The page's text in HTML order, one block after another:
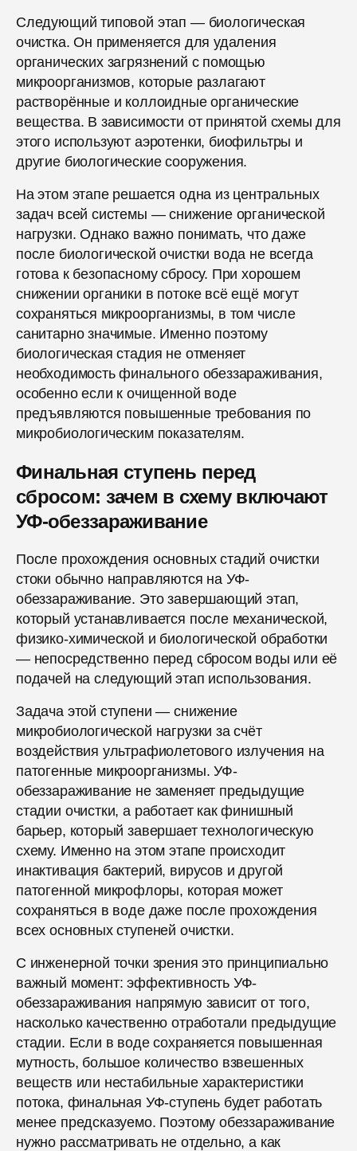
Следующий типовой этап — биологическая
очистка. Он применяется для удаления
органических загрязнений с помощью
микроорганизмов, которые разлагают
растворённые и коллоидные органические
вещества. В зависимости от принятой схемы для
этого используют аэротенки, биофильтры и
другие биологические сооружения.
На этом этапе решается одна из центральных
задач всей системы — снижение органической
нагрузки. Однако важно понимать, что даже
после биологической очистки вода не всегда
готова к безопасному сбросу. При хорошем
снижении органики в потоке всё ещё могут
сохраняться микроорганизмы, в том числе
санитарно значимые. Именно поэтому
биологическая стадия не отменяет
необходимость финального обеззараживания,
особенно если к очищенной воде
предъявляются повышенные требования по
микробиологическим показателям.
Финальная ступень перед
сбросом: зачем в схему включают
УФ-обеззараживание
После прохождения основных стадий очистки
стоки обычно направляются на УФ-
обеззараживание. Это завершающий этап,
который устанавливается после механической,
физико-химической и биологической обработки
— непосредственно перед сбросом воды или её
подачей на следующий этап использования.
Задача этой ступени — снижение
микробиологической нагрузки за счёт
воздействия ультрафиолетового излучения на
патогенные микроорганизмы. УФ-
обеззараживание не заменяет предыдущие
стадии очистки, а работает как финишный
барьер, который завершает технологическую
схему. Именно на этом этапе происходит
инактивация бактерий, вирусов и другой
патогенной микрофлоры, которая может
сохраняться в воде даже после прохождения
всех основных ступеней очистки.
С инженерной точки зрения это принципиально
важный момент: эффективность УФ-
обеззараживания напрямую зависит от того,
насколько качественно отработали предыдущие
стадии. Если в воде сохраняется повышенная
мутность, большое количество взвешенных
веществ или нестабильные характеристики
потока, финальная УФ-ступень будет работать
менее предсказуемо. Поэтому обеззараживание
нужно рассматривать не отдельно, а как